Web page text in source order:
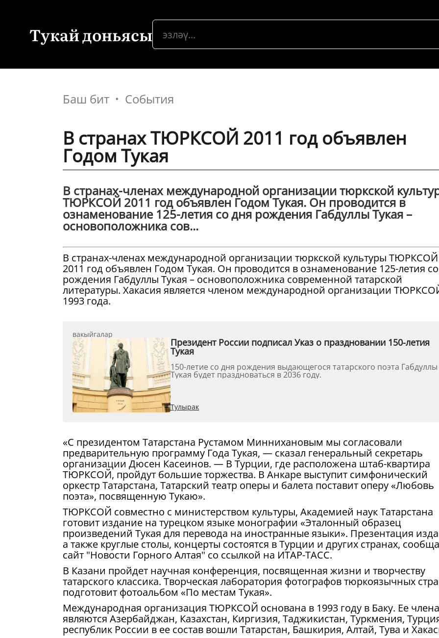
Тукай доньясы
Баш бит События
В странах ТЮРКСОЙ 2011 год объявлен
Годом Тукая
В странах-членах международной организации тюркской
ТЮРКСОЙ 2011 год объявлен Годом Тукая. Он проводится в
ознаменование 125-летия со дня рождения Габдуллы Тукая –
основоположника сов...
В странах-членах международной организации тюркской культуры ТЮРКСОЙ
2011 год объявлен Годом Тукая. Он проводится в ознаменование 125-летия
рождения Габдуллы Тукая – основоположника современной татарской
литературы. Хакасия является членом международной организации
1993 года.
вакыйгалар
Президент России подписал Указ о праздновании 150-летия
Тукая
150-летие со дня рождения выдающегося татарского поэта Габдуллы
Тукая будет праздноваться в 2036 году.
Тулырак
«С президентом Татарстана Рустамом Миннихановым мы согласовали
предварительную программу Года Тукая, — сказал генеральный секретарь
организации Дюсен Касеинов. — В Турции, где расположена штаб-квартира
ТЮРКСОЙ, пройдут большие торжества. В Анкаре выступит симфонический
оркестр Татарстана, Татарский театр оперы и балета поставит оперу «Любовь
поэта», посвященную Тукаю».
ТЮРКСОЙ совместно с министерством культуры, Академией наук Татарстана
готовит издание на турецком языке монографии «Эталонный образец
произведений Тукая для перевода на иностранные языки». Презентация
а также круглые столы, концерты состоятся в Турции и других странах,
сайт "Новости Горного Алтая" со ссылкой на ИТАР-ТАСС.
В Казани пройдет научная конференция, посвященная жизни и творчеству
татарского классика. Творческая лаборатория фотографов тюркоязычных
подготовит фотоальбом «По местам Тукая».
Международная организация ТЮРКСОЙ основана в 1993 году в Баку. Ее
являются Азербайджан, Казахстан, Киргизия, Таджикистан, Туркмения,
республик России в ее состав вошли Татарстан, Башкирия, Алтай, Тува и